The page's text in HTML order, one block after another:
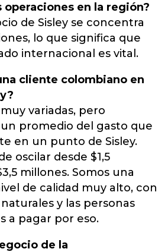
operaciones en la región?
de Sisley se concentra
lo que significa que
internacional es vital.
cliente colombiano en
variadas, pero
promedio del gasto que
en un punto de Sisley.
oscilar desde $1,5
millones. Somos una
de calidad muy alto, con
y las personas
a pagar por eso.
de la